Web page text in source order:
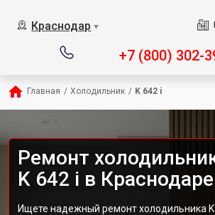
Краснодар ▼
+7 (800) 302-
Главная / Холодильник / K 642 i
Ремонт
K 642 i в Краснодаре
Ищете надежный ремонт холодильника K